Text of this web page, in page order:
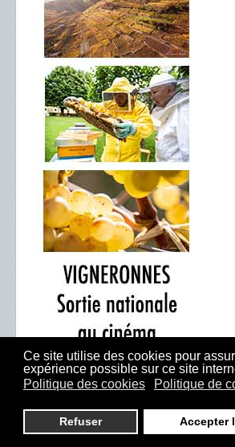
Ce site utilise des cookies pour
expérience possible sur ce site
Politique des cookies
Politique de
Refuser Accepter